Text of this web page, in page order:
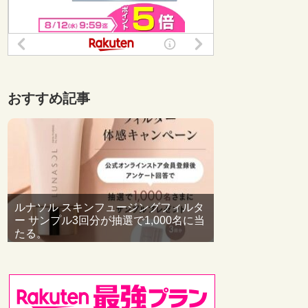
おすすめ記事
ルナソル スキンフュージングフィルタ
ー サンプル3回分が抽選で1,000名に当
たる。